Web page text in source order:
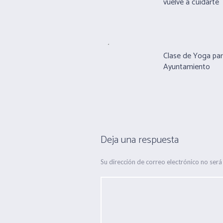
Clase de Yoga
Ayuntamiento
Deja una respuesta
Su dirección de correo electrónico no